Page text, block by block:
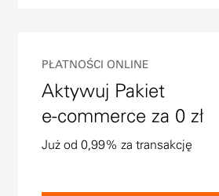
PŁATNOŚCI ONLINE
Aktywuj Pakiet
e-commerce za 0 zł
Już od 0,99% za transakcję